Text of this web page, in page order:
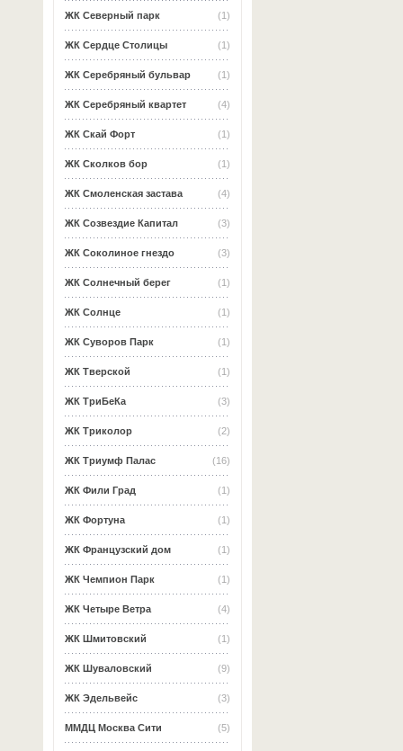
(1)
ЖК Северный парк
(1)
ЖК Сердце Столицы
(1)
ЖК Серебряный бульвар
(4)
ЖК Серебряный квартет
(1)
ЖК Скай Форт
(1)
ЖК Сколков бор
(4)
ЖК Смоленская застава
(3)
ЖК Созвездие Капитал
(3)
ЖК Соколиное гнездо
(1)
ЖК Солнечный берег
(1)
ЖК Солнце
(1)
ЖК Суворов Парк
(1)
ЖК Тверской
(3)
ЖК ТриБеКа
(2)
ЖК Триколор
(16)
ЖК Триумф Палас
(1)
ЖК Фили Град
(1)
ЖК Фортуна
(1)
ЖК Французский дом
(1)
ЖК Чемпион Парк
(4)
ЖК Четыре Ветра
(1)
ЖК Шмитовский
(9)
ЖК Шуваловский
(3)
ЖК Эдельвейс
(5)
ММДЦ Москва Сити